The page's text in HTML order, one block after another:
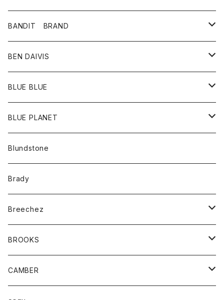
パンツ
靴
革ジャケット
アクセサリー
バッグ
ポーチ
BANDIT BRAND
トップス
Ｔシャツ
BEN DAIVIS
ポトム
パンツ
BLUE BLUE
アウター
カーディガン
コート
アクセサリー
バッグ
ベルト
キッズ
Tシャツ
グッズ
アンダーウェアー
カードホルダー
トップス
カーディガン
ボトム
BLUE PLANET
サングラス
Blundstone
Brady
Breechez
シャツ
BROOKS
グッズ
CAMBER